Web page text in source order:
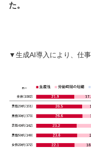
た。
▼生成AI導入により、仕